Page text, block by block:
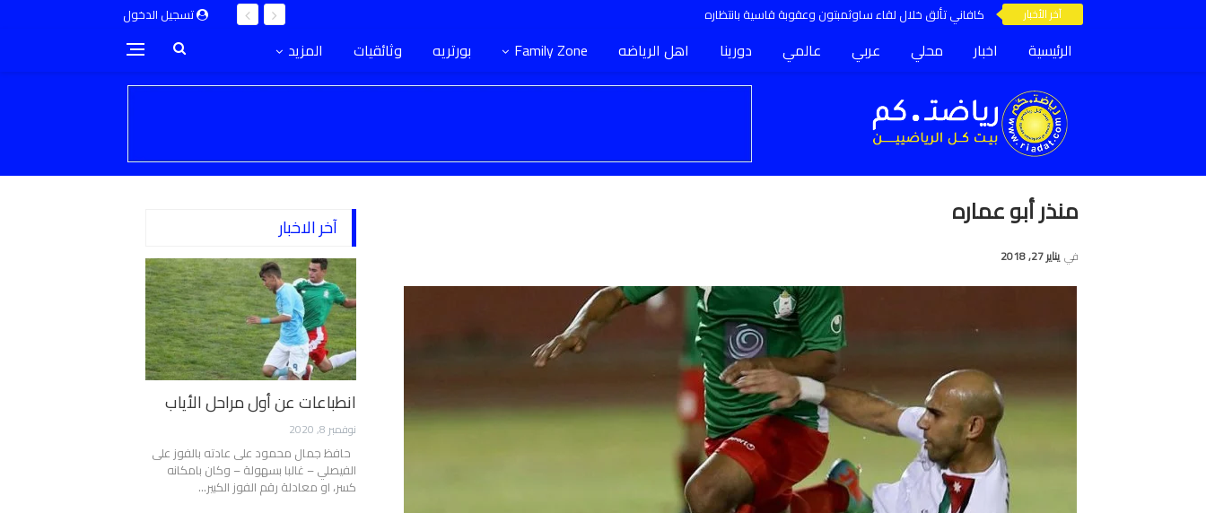
تسجيل الدخول آخر الأخبار كافاني تألق خلال لقاء ساوثمبتون وعقوبة قاسية بانتظاره
الرئيسية اخبار محلي عربي عالمي دورينا اهل الرياضه Family Zone بورتريه وثائقيات المزيد
منذر أبو عماره
في يناير 27, 2018
آخر الاخبار
انطباعات عن أول مراحل الأياب
نوفمبر 8, 2020
حافظ جمال محمود على عادته بالفوز على
الفيصلي – غالبا بسهولة – وكان بامكانه
كسر، او معادلة رقم الفوز الكبير…